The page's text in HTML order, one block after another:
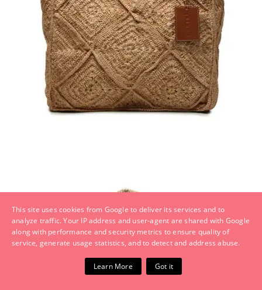
This site uses cookies from Google to deliver its services and to
analyze traffic. Your IP address and user-agent are shared with Google
along with performance and security metrics to ensure quality of
service, generate usage statistics, and to detect and address abuse.
Learn More Got it